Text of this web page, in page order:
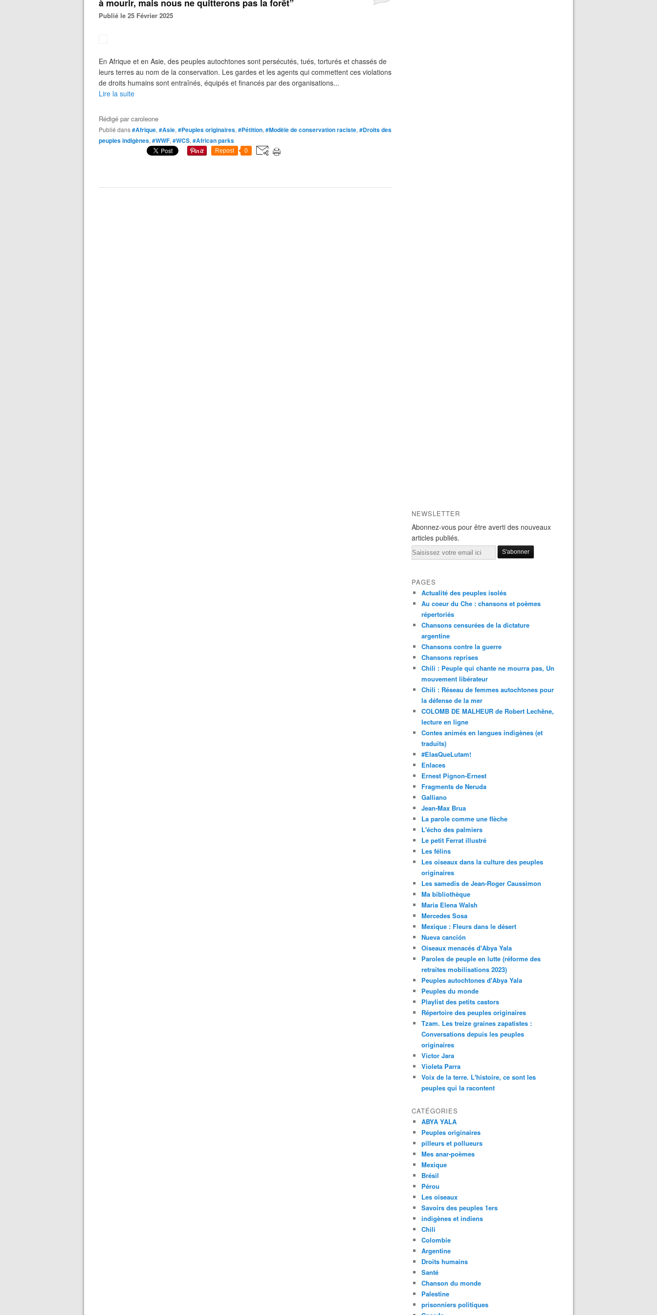
à mourir, mais nous ne quitterons pas la forêt”
Publié le 25 Février 2025
En Afrique et en Asie, des peuples autochtones sont persécutés, tués, torturés et chassés de
leurs terres au nom de la conservation. Les gardes et les agents qui commettent ces violations
de droits humains sont entraînés, équipés et financés par des organisations...
Lire la suite
Rédigé parcaroleone
Publié dans#Afrique, #Asie, #Peuples originaires, #Pétition, #Modèle de conservation raciste, #Droits des
peuples indigènes, #WWF, #WCS, #African parks
Repost 0
NEWSLETTER
Abonnez-vous pour être averti des nouveaux
articles publiés.
Email
PAGES
Actualité des peuples isolés
Au coeur du Che : chansons et poèmes
répertoriés
Chansons censurées de la dictature
argentine
Chansons contre la guerre
Chansons reprises
Chili : Peuple qui chante ne mourra pas, Un
mouvement libérateur
Chili : Réseau de femmes autochtones pour
la défense de la mer
COLOMB DE MALHEUR de Robert Lechêne,
lecture en ligne
Contes animés en langues indigènes (et
traduits)
#ElasQueLutam!
Enlaces
Ernest Pignon-Ernest
Fragments de Neruda
Galliano
Jean-Max Brua
La parole comme une flèche
L'écho des palmiers
Le petit Ferrat illustré
Les félins
Les oiseaux dans la culture des peuples
originaires
Les samedis de Jean-Roger Caussimon
Ma bibliothèque
Maria Elena Walsh
Mercedes Sosa
Mexique : Fleurs dans le désert
Nueva canción
Oiseaux menacés d'Abya Yala
Paroles de peuple en lutte (réforme des
retraites mobilisations 2023)
Peuples autochtones d'Abya Yala
Peuples du monde
Playlist des petits castors
Répertoire des peuples originaires
Tzam. Les treize graines zapatistes :
Conversations depuis les peuples
originaires
Victor Jara
Violeta Parra
Voix de la terre. L'histoire, ce sont les
peuples qui la racontent
CATÉGORIES
ABYA YALA
Peuples originaires
pilleurs et pollueurs
Mes anar-poèmes
Mexique
Brésil
Pérou
Les oiseaux
Savoirs des peuples 1ers
indigènes et indiens
Chili
Colombie
Argentine
Droits humains
Santé
Chanson du monde
Palestine
prisonniers politiques